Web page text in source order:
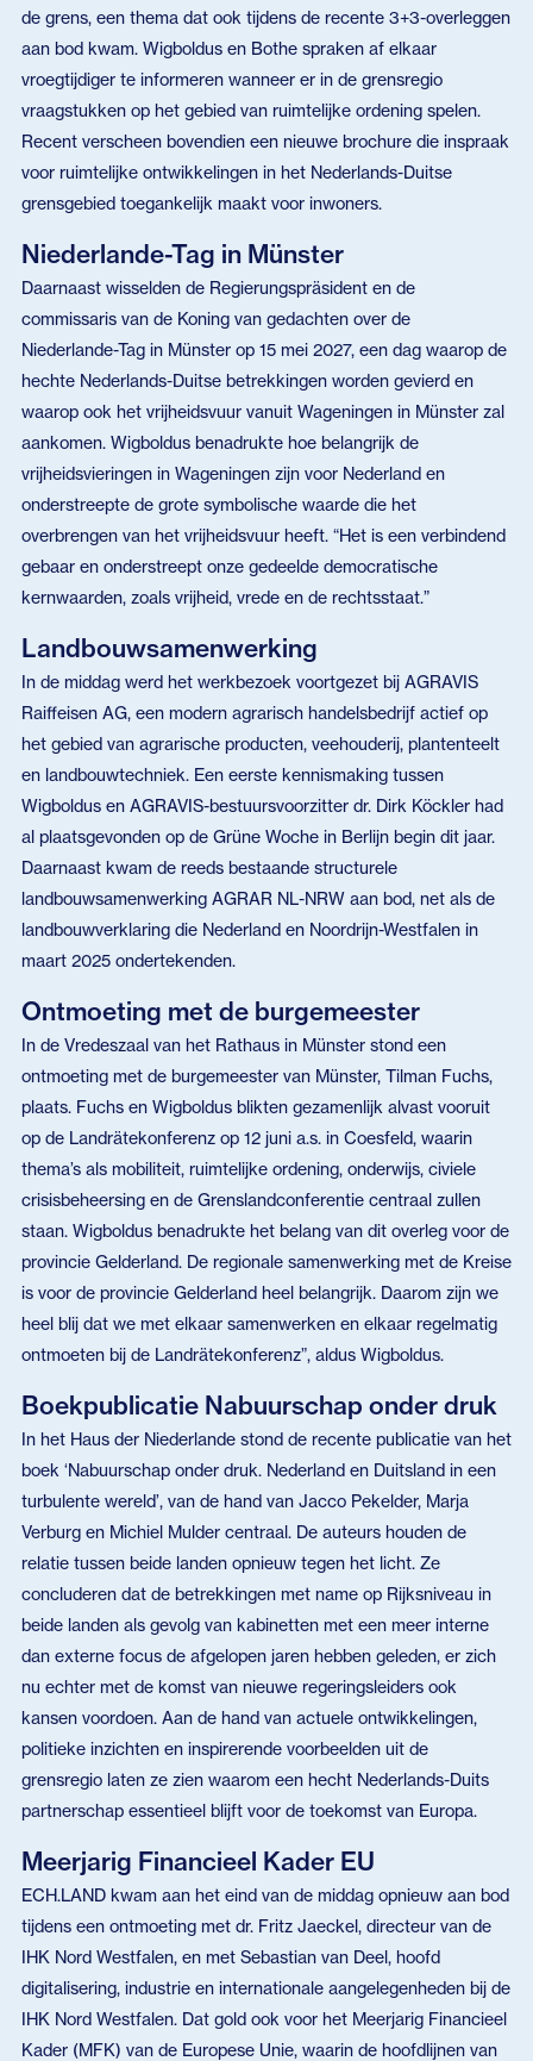
de grens, een thema dat ook tijdens de recente 3+3-overleggen
aan bod kwam. Wigboldus en Bothe spraken af elkaar
vroegtijdiger te informeren wanneer er in de grensregio
vraagstukken op het gebied van ruimtelijke ordening spelen.
Recent verscheen bovendien een nieuwe brochure die inspraak
voor ruimtelijke ontwikkelingen in het Nederlands-Duitse
grensgebied toegankelijk maakt voor inwoners.
Niederlande-Tag in Münster
Daarnaast wisselden de Regierungspräsident en de
commissaris van de Koning van gedachten over de
Niederlande-Tag in Münster op 15 mei 2027, een dag waarop de
hechte Nederlands-Duitse betrekkingen worden gevierd en
waarop ook het vrijheidsvuur vanuit Wageningen in Münster zal
aankomen. Wigboldus benadrukte hoe belangrijk de
vrijheidsvieringen in Wageningen zijn voor Nederland en
onderstreepte de grote symbolische waarde die het
overbrengen van het vrijheidsvuur heeft. “Het is een verbindend
gebaar en onderstreept onze gedeelde democratische
kernwaarden, zoals vrijheid, vrede en de rechtsstaat.”
Landbouwsamenwerking
In de middag werd het werkbezoek voortgezet bij AGRAVIS
Raiffeisen AG, een modern agrarisch handelsbedrijf actief op
het gebied van agrarische producten, veehouderij, plantenteelt
en landbouwtechniek. Een eerste kennismaking tussen
Wigboldus en AGRAVIS-bestuursvoorzitter dr. Dirk Köckler had
al plaatsgevonden op de Grüne Woche in Berlijn begin dit jaar.
Daarnaast kwam de reeds bestaande structurele
landbouwsamenwerking AGRAR NL-NRW aan bod, net als de
landbouwverklaring die Nederland en Noordrijn-Westfalen in
maart 2025 ondertekenden.
Ontmoeting met de burgemeester
In de Vredeszaal van het Rathaus in Münster stond een
ontmoeting met de burgemeester van Münster, Tilman Fuchs,
plaats. Fuchs en Wigboldus blikten gezamenlijk alvast vooruit
op de Landrätekonferenz op 12 juni a.s. in Coesfeld, waarin
thema’s als mobiliteit, ruimtelijke ordening, onderwijs, civiele
crisisbeheersing en de Grenslandconferentie centraal zullen
staan. Wigboldus benadrukte het belang van dit overleg voor de
provincie Gelderland. De regionale samenwerking met de Kreise
is voor de provincie Gelderland heel belangrijk. Daarom zijn we
heel blij dat we met elkaar samenwerken en elkaar regelmatig
ontmoeten bij de Landrätekonferenz”, aldus Wigboldus.
Boekpublicatie Nabuurschap onder druk
In het Haus der Niederlande stond de recente publicatie van het
boek ‘Nabuurschap onder druk. Nederland en Duitsland in een
turbulente wereld’, van de hand van Jacco Pekelder, Marja
Verburg en Michiel Mulder centraal. De auteurs houden de
relatie tussen beide landen opnieuw tegen het licht. Ze
concluderen dat de betrekkingen met name op Rijksniveau in
beide landen als gevolg van kabinetten met een meer interne
dan externe focus de afgelopen jaren hebben geleden, er zich
nu echter met de komst van nieuwe regeringsleiders ook
kansen voordoen. Aan de hand van actuele ontwikkelingen,
politieke inzichten en inspirerende voorbeelden uit de
grensregio laten ze zien waarom een hecht Nederlands-Duits
partnerschap essentieel blijft voor de toekomst van Europa.
Meerjarig Financieel Kader EU
ECH.LAND kwam aan het eind van de middag opnieuw aan bod
tijdens een ontmoeting met dr. Fritz Jaeckel, directeur van de
IHK Nord Westfalen, en met Sebastian van Deel, hoofd
digitalisering, industrie en internationale aangelegenheden bij de
IHK Nord Westfalen. Dat gold ook voor het Meerjarig Financieel
Kader (MFK) van de Europese Unie, waarin de hoofdlijnen van